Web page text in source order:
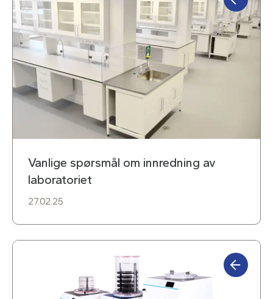
Vanlige spørsmål om innredning av
laboratoriet
27.02.25